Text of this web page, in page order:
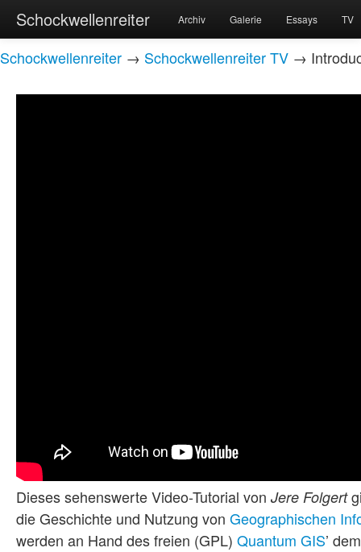
Schockwellenreiter Archiv Galerie Essays TV
Schockwellenreiter → Schockwellenreiter TV →
Dieses sehenswerte Video-Tutorial von Jere Folgert
die Geschichte und Nutzung von Geographischen
werden an Hand des freien (GPL) Quantum GIS’